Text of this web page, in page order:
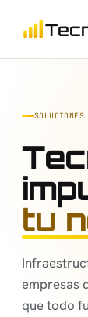
SOLUCIONES
tu
empresas
que todo